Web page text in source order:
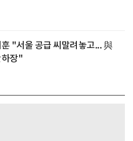
"서울 공급 씨말려놓고... 與
하장"